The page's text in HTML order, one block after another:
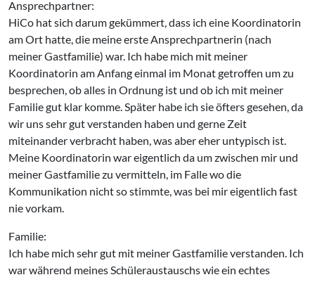
Ansprechpartner:
HiCo hat sich darum gekümmert, dass ich eine Koordinatorin
am Ort hatte, die meine erste Ansprechpartnerin (nach
meiner Gastfamilie) war. Ich habe mich mit meiner
Koordinatorin am Anfang einmal im Monat getroffen um zu
besprechen, ob alles in Ordnung ist und ob ich mit meiner
Familie gut klar komme. Später habe ich sie öfters gesehen, da
wir uns sehr gut verstanden haben und gerne Zeit
miteinander verbracht haben, was aber eher untypisch ist.
Meine Koordinatorin war eigentlich da um zwischen mir und
meiner Gastfamilie zu vermitteln, im Falle wo die
Kommunikation nicht so stimmte, was bei mir eigentlich fast
nie vorkam.
Familie:
Ich habe mich sehr gut mit meiner Gastfamilie verstanden. Ich
war während meines Schüleraustauschs wie ein echtes